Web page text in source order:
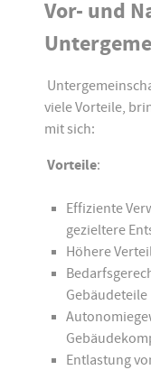
Vor- und
viele Vorteile,
mit sich:
Vorteile:
Effiziente
gezieltere
Höhere
Gebäudeteile
Entlastung